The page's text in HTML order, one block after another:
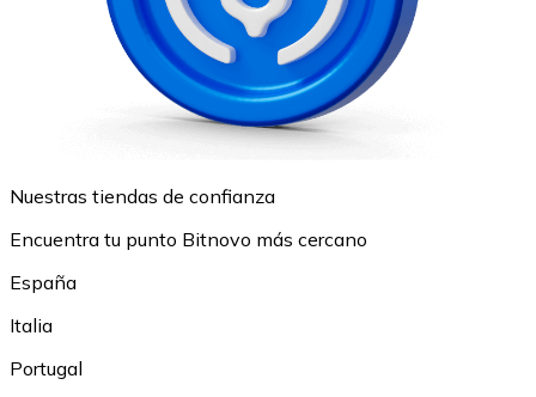
Nuestras tiendas de confianza
Encuentra tu punto Bitnovo más cercano
España
Italia
Portugal